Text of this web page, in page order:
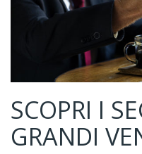
SCOPRI I
GRANDI